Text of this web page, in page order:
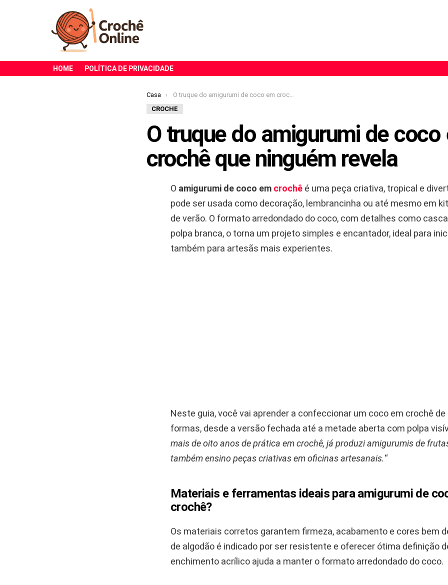
HOME POLÍTICA DE PRIVACIDADE
Você está aqui:
Casa
O truque do amigurumi de coco em crochê que ninguém revela
CROCHE
O truque do amigurumi de coco
crochê que ninguém revela
O amigurumi de coco em crochê é uma peça criativa, tropical e
pode ser usada como decoração, lembrancinha ou até mesmo em
de verão. O formato arredondado do coco, com detalhes como
polpa branca, o torna um projeto simples e encantador, ideal para
também para artesãs mais experientes.
Neste guia, você vai aprender a confeccionar um coco em crochê
formas, desde a versão fechada até a metade aberta com polpa
mais de oito anos de prática em crochê, já produzi amigurumis de
também ensino peças criativas em oficinas artesanais.“
Materiais e ferramentas ideais para amigurumi de
crochê?
Os materiais corretos garantem firmeza, acabamento e cores bem
de algodão é indicado por ser resistente e oferecer ótima definição
enchimento acrílico ajuda a manter o formato arredondado do coco.